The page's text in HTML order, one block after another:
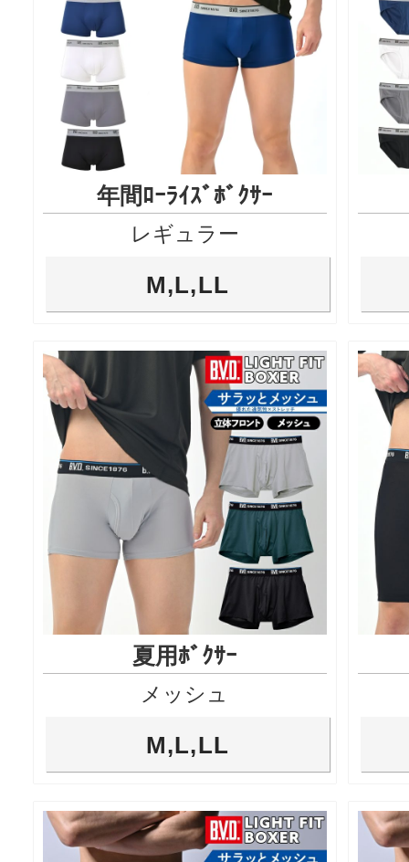
年間ﾛｰﾗｲｽﾞﾎﾞｸｻｰ
レギュラー
M,L,LL
夏用ﾎﾞｸｻｰ
メッシュ
M,L,LL